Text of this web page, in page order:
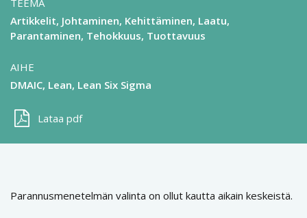
TEEMA
Artikkelit Johtaminen Kehittäminen Laatu
Parantaminen Tehokkuus Tuottavuus
AIHE
DMAIC Lean Lean Six Sigma
Lataa pdf
Parannusmenetelmän valinta on ollut kautta aikain keskeistä.